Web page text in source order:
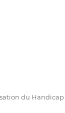
du Handicap